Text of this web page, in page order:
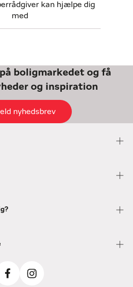
kan hjælpe dig
med
boligmarkedet og få
og inspiration
nyhedsbrev